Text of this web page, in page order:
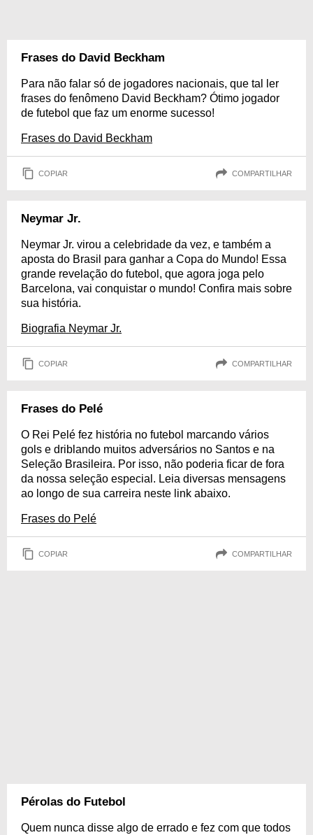
Frases do David Beckham
Para não falar só de jogadores nacionais, que tal ler
frases do fenômeno David Beckham? Ótimo jogador
de futebol que faz um enorme sucesso!
Frases do David Beckham
COPIAR COMPARTILHAR
Neymar Jr.
Neymar Jr. virou a celebridade da vez, e também a
aposta do Brasil para ganhar a Copa do Mundo! Essa
grande revelação do futebol, que agora joga pelo
Barcelona, vai conquistar o mundo! Confira mais sobre
sua história.
Biografia Neymar Jr.
COPIAR COMPARTILHAR
Frases do Pelé
O Rei Pelé fez história no futebol marcando vários
gols e driblando muitos adversários no Santos e na
Seleção Brasileira. Por isso, não poderia ficar de fora
da nossa seleção especial. Leia diversas mensagens
ao longo de sua carreira neste link abaixo.
Frases do Pelé
COPIAR COMPARTILHAR
Pérolas do Futebol
Quem nunca disse algo de errado e fez com que todos